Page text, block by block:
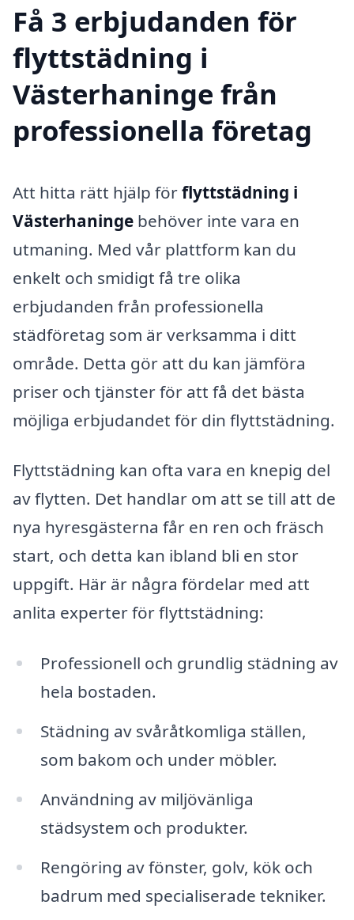
Få 3 erbjudanden för
flyttstädning i
Västerhaninge från
professionella företag
Att hitta rätt hjälp förflyttstädning i
Västerhaninge behöver inte vara en
utmaning. Med vår plattform kan du
enkelt och smidigt få tre olika
erbjudanden från professionella
städföretag som är verksamma i ditt
område. Detta gör att du kan jämföra
priser och tjänster för att få det bästa
möjliga erbjudandet för din flyttstädning.
Flyttstädning kan ofta vara en knepig del
av flytten. Det handlar om att se till att de
nya hyresgästerna får en ren och fräsch
start, och detta kan ibland bli en stor
uppgift. Här är några fördelar med att
anlita experter för flyttstädning:
Professionell och grundlig städning av
hela bostaden.
Städning av svåråtkomliga ställen,
som bakom och under möbler.
Användning av miljövänliga
städsystem och produkter.
Rengöring av fönster, golv, kök och
badrum med specialiserade tekniker.